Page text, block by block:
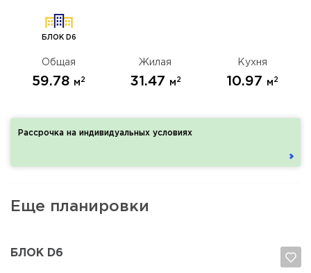
БЛОК D6
Общая
59.78 м 2
Жилая
31.47 м 2
Кухня
10.97 м 2
Рассрочка на индивидуальных условиях
Еще планировки
БЛОК D6